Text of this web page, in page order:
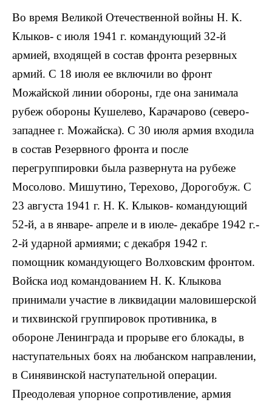
Во время Великой Отечественной войны Н. К.
Клыков- с июля 1941 г. командующий 32-й
армией, входящей в состав фронта резервных
армий. С 18 июля ее включили во фронт
Можайской линии обороны, где она занимала
рубеж обороны Кушелево, Карачарово (северо-
западнее г. Можайска). С 30 июля армия входила
в состав Резервного фронта и после
перегруппировки была развернута на рубеже
Мосолово. Мишутино, Терехово, Дорогобуж. С
23 августа 1941 г. Н. К. Клыков- командующий
52-й, а в январе- апреле и в июле- декабре 1942 г.-
2-й ударной армиями; с декабря 1942 г.
помощник командующего Волховским фронтом.
Войска иод командованием Н. К. Клыкова
принимали участие в ликвидации маловишерской
и тихвинской группировок противника, в
обороне Ленинграда и прорыве его блокады, в
наступательных боях на любанском направлении,
в Синявинской наступательной операции.
Преодолевая упорное сопротивление, армия